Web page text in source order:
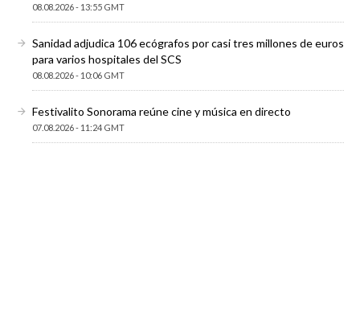
08.08.2026 - 13:55 GMT
Sanidad adjudica 106 ecógrafos por casi tres millones de euros
para varios hospitales del SCS
08.08.2026 - 10:06 GMT
Festivalito Sonorama reúne cine y música en directo
07.08.2026 - 11:24 GMT